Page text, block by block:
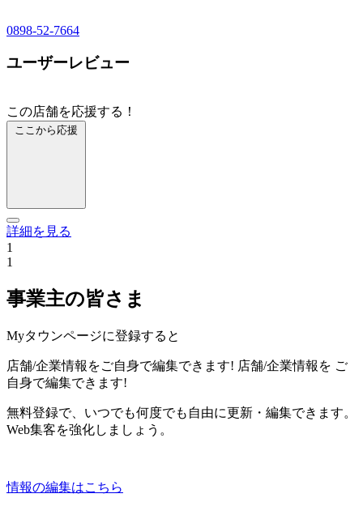
0898-52-7664
ユーザーレビュー
この店舗を応援する！
ここから応援
詳細を見る
1
1
事業主の皆さま
Myタウンページに登録すると
店舗/企業情報をご自身で編集できます! 店舗/企業情報を ご
自身で編集できます!
無料登録で、いつでも何度でも自由に更新・編集できます。
Web集客を強化しましょう。
情報の編集はこちら